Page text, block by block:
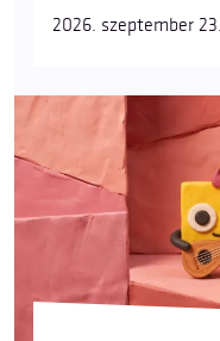
2026. szeptember